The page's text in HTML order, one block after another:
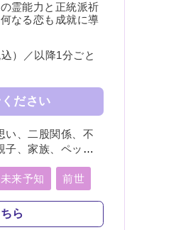
霊能力と正統派祈
なる恋も成就に導
）／以降1分ごと
ださい
い、二股関係、不
子、家族、ペッ
将来、育児、介
越し、開運、故
霊相談
未来予知 前世
祈祷
ら